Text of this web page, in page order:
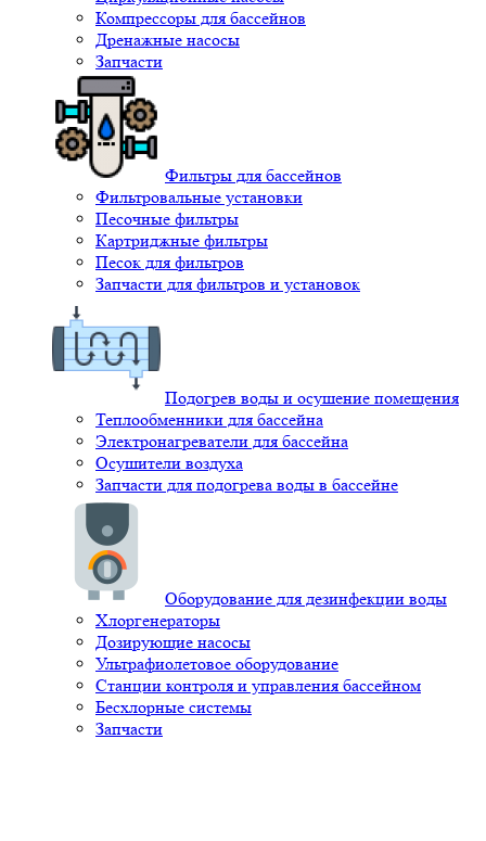
Компрессоры для бассейнов
Дренажные насосы
Запчасти
Фильтры для бассейнов
Фильтровальные установки
Песочные фильтры
Картриджные фильтры
Песок для фильтров
Запчасти для фильтров и установок
Подогрев воды и осушение помещения
Теплообменники для бассейна
Электронагреватели для бассейна
Осушители воздуха
Запчасти для подогрева воды в бассейне
Оборудование для дезинфекции воды
Хлоргенераторы
Дозирующие насосы
Ультрафиолетовое оборудование
Станции контроля и управления бассейном
Бесхлорные системы
Запчасти